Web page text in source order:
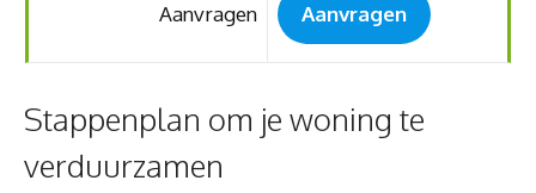
Aanvragen Aanvragen
Stappenplan om je woning te
verduurzamen